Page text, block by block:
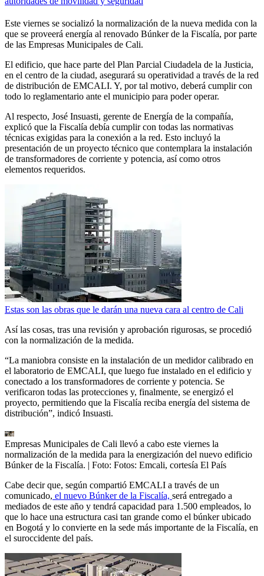
Este viernes se socializó la normalización de la nueva medida con la
que se proveerá energía al renovado Búnker de la Fiscalía, por parte
de las Empresas Municipales de Cali.
El edificio, que hace parte del Plan Parcial Ciudadela de la Justicia,
en el centro de la ciudad, asegurará su operatividad a través de la red
de distribución de EMCALI. Y, por tal motivo, deberá cumplir con
todo lo reglamentario ante el municipio para poder operar.
Al respecto, José Insuasti, gerente de Energía de la compañía,
explicó que la Fiscalía debía cumplir con todas las normativas
técnicas exigidas para la conexión a la red. Esto incluyó la
presentación de un proyecto técnico que contemplara la instalación
de transformadores de corriente y potencia, así como otros
elementos requeridos.
Estas son las obras que le darán una nueva cara al centro de Cali
Así las cosas, tras una revisión y aprobación rigurosas, se procedió
con la normalización de la medida.
“La maniobra consiste en la instalación de un medidor calibrado en
el laboratorio de EMCALI, que luego fue instalado en el edificio y
conectado a los transformadores de corriente y potencia. Se
verificaron todas las protecciones y, finalmente, se energizó el
proyecto, permitiendo que la Fiscalía reciba energía del sistema de
distribución”, indicó Insuasti.
Empresas Municipales de Cali llevó a cabo este viernes la
normalización de la medida para la energización del nuevo edificio
Búnker de la Fiscalía. | Foto: Fotos: Emcali, cortesía El País
Cabe decir que, según compartió EMCALI a través de un
comunicado, el nuevo Búnker de la Fiscalía, será entregado a
mediados de este año y tendrá capacidad para 1.500 empleados, lo
que lo hace una estructura casi tan grande como el búnker ubicado
en Bogotá y lo convierte en la sede más importante de la Fiscalía, en
el suroccidente del país.